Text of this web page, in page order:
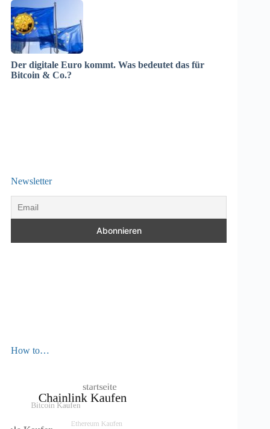
Der digitale Euro kommt. Was bedeutet das für
Bitcoin & Co.?
Newsletter
How to…